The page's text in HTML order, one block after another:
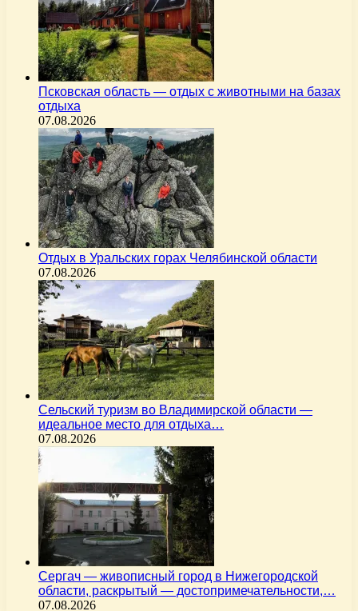
Псковская область — отдых с животными на базах
отдыха
07.08.2026
Отдых в Уральских горах Челябинской области
07.08.2026
Сельский туризм во Владимирской области —
идеальное место для отдыха…
07.08.2026
Сергач — живописный город в Нижегородской
области, раскрытый — достопримечательности,…
07.08.2026